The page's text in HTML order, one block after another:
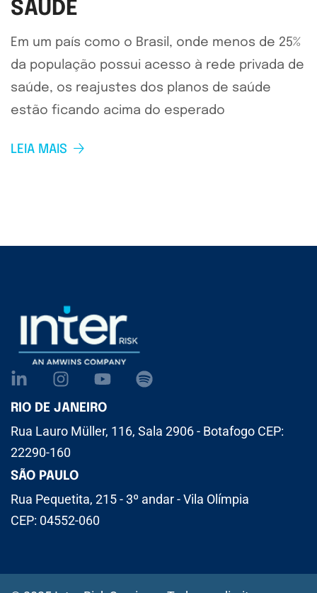
SAÚDE
Em um país como o Brasil, onde menos de 25%
da população possui acesso à rede privada de
saúde, os reajustes dos planos de saúde
estão ficando acima do esperado
LEIA MAIS
RIO DE JANEIRO
Rua Lauro Müller, 116, Sala 2906 - Botafogo CEP:
22290-160
SÃO PAULO
Rua Pequetita, 215 - 3º andar - Vila Olímpia
CEP: 04552-060